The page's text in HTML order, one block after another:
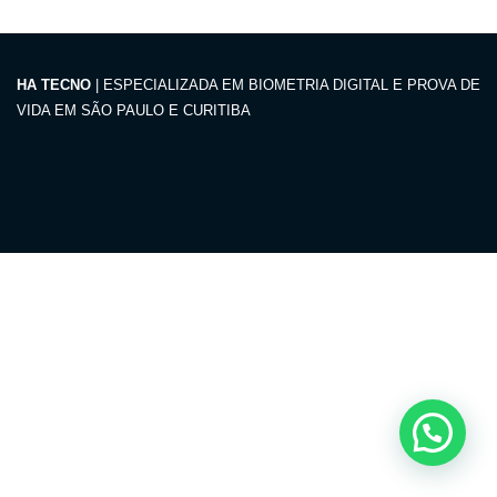
HA TECNO | ESPECIALIZADA EM BIOMETRIA DIGITAL E PROVA DE
VIDA EM SÃO PAULO E CURITIBA